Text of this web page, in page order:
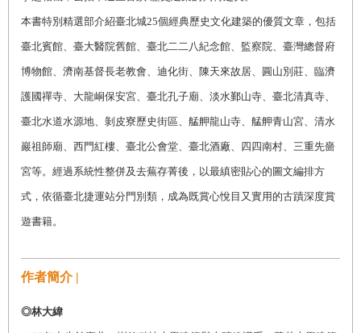
本書特別精選部介紹臺北城25個經典歷史文化建築的優質文章，包括
臺北賓館、臺大醫院舊館、臺北二二八紀念館、監察院、臺灣總督府
博物館、濟南基督長老教會、迪化街、陳天來故居、圓山別莊、臨濟
護國禪寺、大龍峒保安宮、臺北孔子廟、淡水鄞山寺、臺北清真寺、
臺北水道水源地、剝皮寮歷史街區、艋舺龍山寺、艋舺青山宮、清水
巖祖師廟、西門紅樓、臺北公會堂、臺北酒廠、四四南村、三重先嗇
宮等。經過系統性整併及去蕪存菁後，以最縝密貼心的圖文編排方
式，依循臺北捷運站分門別類，成為既賞心悅目又實用的古蹟深度賞
遊書籍。
作者簡介 |
◎林大緯